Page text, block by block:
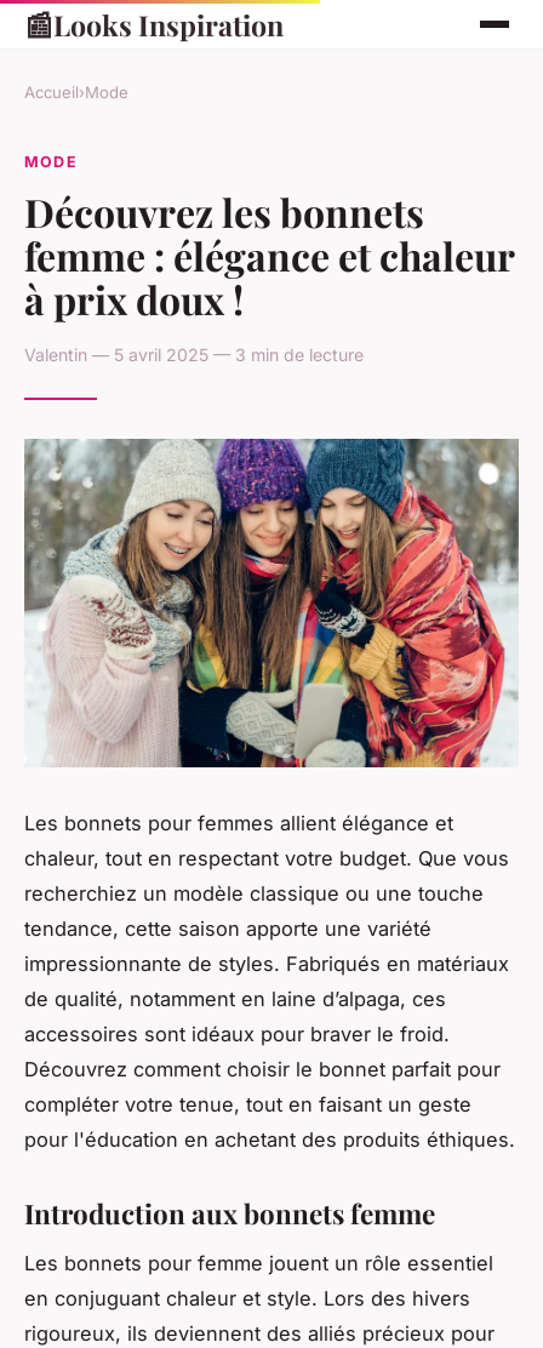
📰Looks Inspiration
Accueil›Mode
MODE
Découvrez les bonnets
femme : élégance et chaleur
à prix doux !
Valentin — 5 avril 2025 — 3 min de lecture
Les bonnets pour femmes allient élégance et
chaleur, tout en respectant votre budget. Que vous
recherchiez un modèle classique ou une touche
tendance, cette saison apporte une variété
impressionnante de styles. Fabriqués en matériaux
de qualité, notamment en laine d’alpaga, ces
accessoires sont idéaux pour braver le froid.
Découvrez comment choisir le bonnet parfait pour
compléter votre tenue, tout en faisant un geste
pour l'éducation en achetant des produits éthiques.
Introduction aux bonnets femme
Les bonnets pour femme jouent un rôle essentiel
en conjuguant chaleur et style. Lors des hivers
rigoureux, ils deviennent des alliés précieux pour